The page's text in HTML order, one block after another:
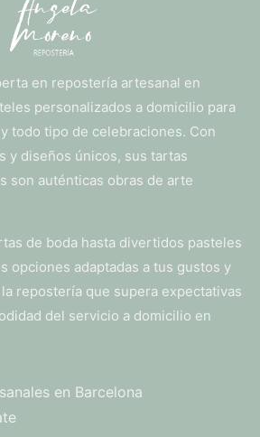
en repostería artesanal en
personalizados a domicilio para
todo tipo de celebraciones. Con
y diseños únicos, sus tartas
son auténticas obras de arte
de boda hasta divertidos pasteles
opciones adaptadas a tus gustos y
repostería que supera expectativas
del servicio a domicilio en
en Barcelona